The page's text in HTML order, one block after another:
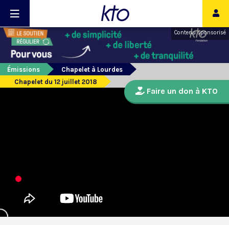
Contenu sponsorisé
Émissions
Chapelet à Lourdes
Chapelet du 12 juillet 2018
Faire un don à KTO